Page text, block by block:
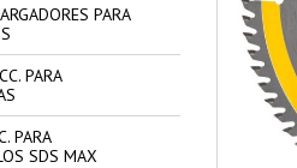
PARA
PARA
PARA
SDS MAX